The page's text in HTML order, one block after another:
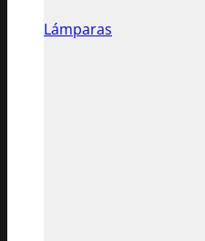
Lámparas